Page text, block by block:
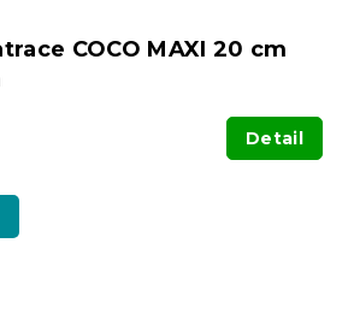
COCO MAXI 20 cm
Detail